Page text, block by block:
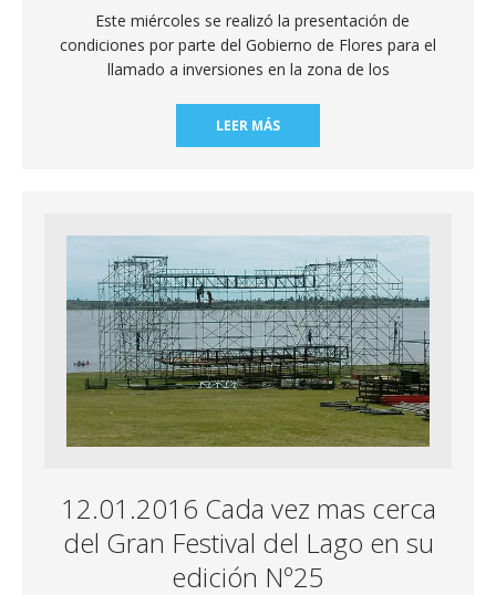
Este miércoles se realizó la presentación de
condiciones por parte del Gobierno de Flores para el
llamado a inversiones en la zona de los
LEER MÁS
12.01.2016 Cada vez mas cerca
del Gran Festival del Lago en su
edición Nº25